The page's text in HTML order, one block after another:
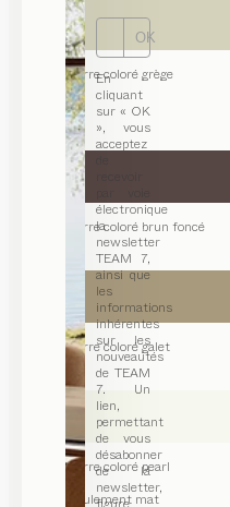
OK
En
cliquant
sur « OK
», vous
acceptez
électronique
la
newsletter
TEAM 7,
ainsi que
les
informations
inhérentes
sur les
nouveautés
de TEAM
7. Un
lien,
permettant
de vous
désabonner
de la
newsletter,
verre coloré grège
verre coloré brun foncé
verre coloré galet
verre coloré pearl
seulement mat